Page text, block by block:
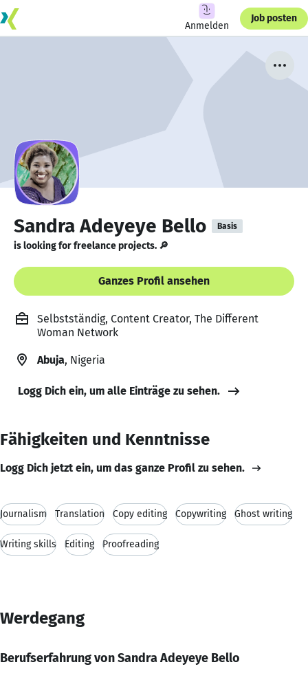
Anmelden
Job posten
Sandra Adeyeye Bello Basis
is looking for freelance projects. 🔎
Ganzes Profil ansehen
Selbstständig, Content Creator, The Different
Woman Network
Abuja, Nigeria
Logg Dich ein, um alle Einträge zu sehen.
Fähigkeiten und Kenntnisse
Logg Dich jetzt ein, um das ganze Profil zu sehen.
Journalism Translation Copy editing Copywriting Ghost writing
Writing skills Editing Proofreading
Werdegang
Berufserfahrung von Sandra Adeyeye Bello